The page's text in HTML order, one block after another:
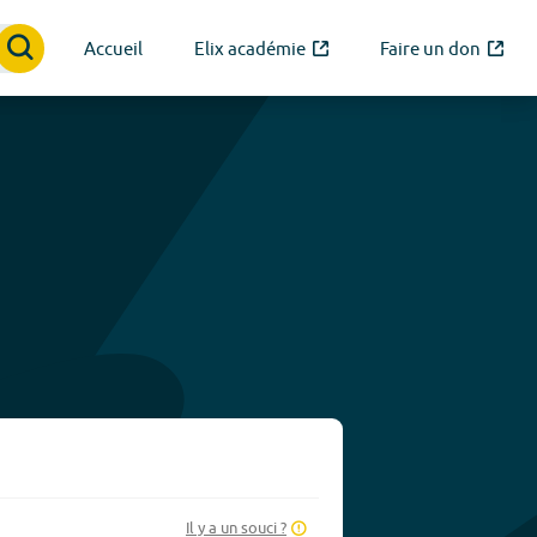
Accueil Elix académie Faire un don
Il y a un souci ?